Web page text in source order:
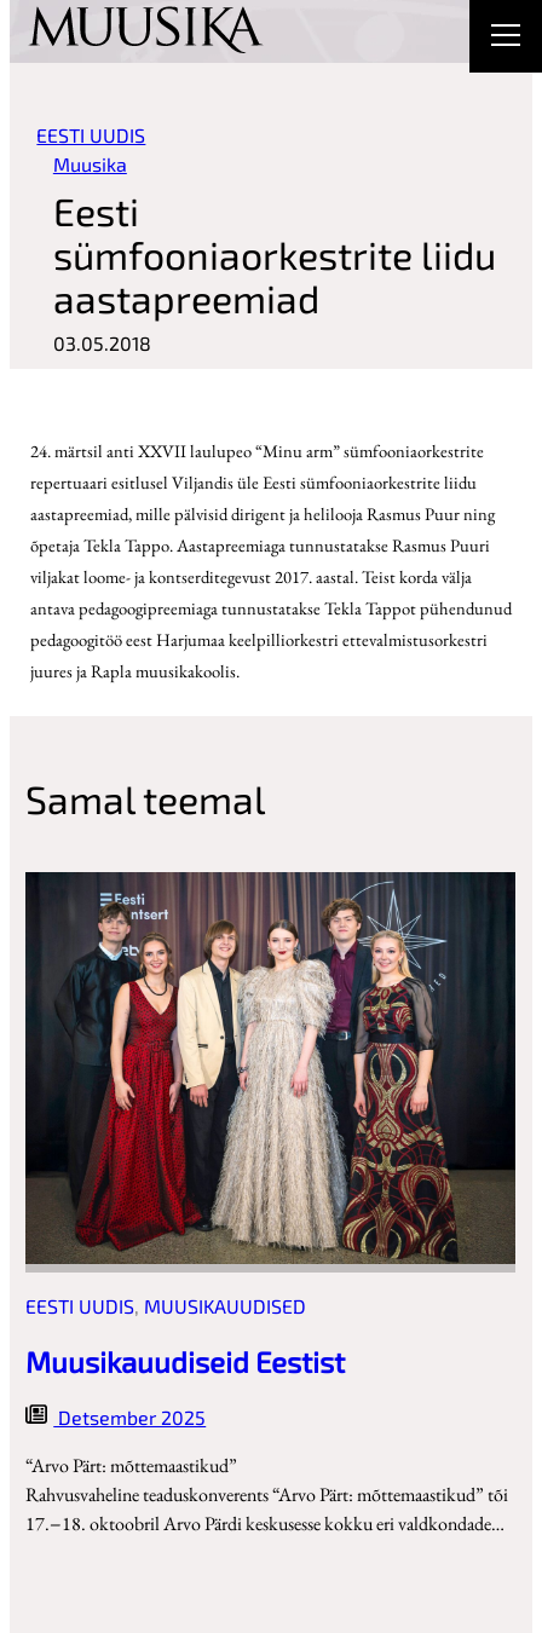
sisu
juurde
EESTI UUDIS
Muusika
Eesti
sümfooniaorkestrite liidu
aastapreemiad
03.05.2018
24. märtsil anti XXVII laulupeo “Minu arm” sümfooniaorkestrite
repertuaari esitlusel Viljandis üle Eesti sümfooniaorkestrite liidu
aastapreemiad, mille pälvisid dirigent ja helilooja Rasmus Puur ning
õpetaja Tekla Tappo. Aastapreemiaga tunnustatakse Rasmus Puuri
viljakat loome- ja kontserditegevust 2017. aastal. Teist korda välja
antava pedagoogipreemiaga tunnustatakse Tekla Tappot pühendunud
pedagoogitöö eest Harjumaa keelpilliorkestri ettevalmistusorkestri
juures ja Rapla muusikakoolis.
Samal teemal
EESTI UUDIS, MUUSIKAUUDISED
Muusikauudiseid Eestist
Detsember 2025
“Arvo Pärt: mõtte­maastikud”
Rahvusvaheline teaduskonverents “Arvo Pärt: mõttemaastikud” tõi
17.−18. oktoobril Arvo Pärdi keskusesse kokku eri valdkondade…